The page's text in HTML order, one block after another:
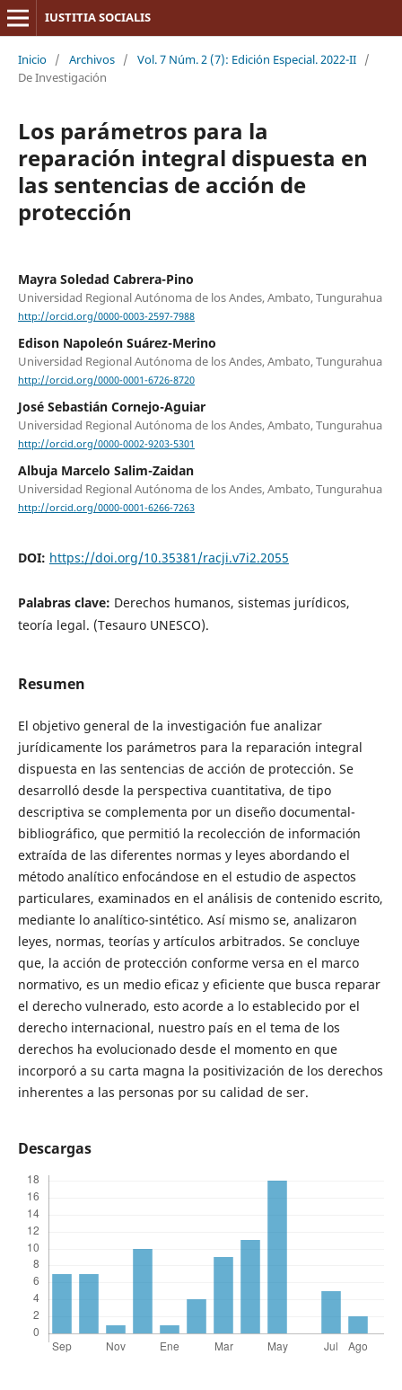
IUSTITIA SOCIALIS
Inicio / Archivos / Vol. 7 Núm. 2 (7): Edición Especial. 2022-II /
De Investigación
Los parámetros para la
reparación integral dispuesta en
las sentencias de acción de
protección
Mayra Soledad Cabrera-Pino
Universidad Regional Autónoma de los Andes, Ambato, Tungurahua
http://orcid.org/0000-0003-2597-7988
Edison Napoleón Suárez-Merino
Universidad Regional Autónoma de los Andes, Ambato, Tungurahua
http://orcid.org/0000-0001-6726-8720
José Sebastián Cornejo-Aguiar
Universidad Regional Autónoma de los Andes, Ambato, Tungurahua
http://orcid.org/0000-0002-9203-5301
Albuja Marcelo Salim-Zaidan
Universidad Regional Autónoma de los Andes, Ambato, Tungurahua
http://orcid.org/0000-0001-6266-7263
DOI: https://doi.org/10.35381/racji.v7i2.2055
Palabras clave: Derechos humanos, sistemas jurídicos,
teoría legal. (Tesauro UNESCO).
Resumen
El objetivo general de la investigación fue analizar
jurídicamente los parámetros para la reparación integral
dispuesta en las sentencias de acción de protección. Se
desarrolló desde la perspectiva cuantitativa, de tipo
descriptiva se complementa por un diseño documental-
bibliográfico, que permitió la recolección de información
extraída de las diferentes normas y leyes abordando el
método analítico enfocándose en el estudio de aspectos
particulares, examinados en el análisis de contenido escrito,
mediante lo analítico-sintético. Así mismo se, analizaron
leyes, normas, teorías y artículos arbitrados. Se concluye
que, la acción de protección conforme versa en el marco
normativo, es un medio eficaz y eficiente que busca reparar
el derecho vulnerado, esto acorde a lo establecido por el
derecho internacional, nuestro país en el tema de los
derechos ha evolucionado desde el momento en que
incorporó a su carta magna la positivización de los derechos
inherentes a las personas por su calidad de ser.
Descargas